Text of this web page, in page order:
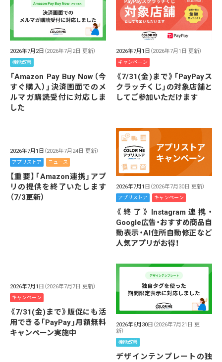
2026年7月2日 （2026年7月2日 更新）
機能改善
「Amazon Pay Buy Now（今
すぐ購入）」決済画面でのメ
ルマガ購読受付に対応しま
した
2026年7月1日 （2026年7月1日 更新）
キャンペーン
《7/31(金)まで》「PayPayス
クラッチくじ」の対象店舗と
してご参加いただけます
2026年7月1日 （2026年7月24日 更新）
アプリストア ニュース
【重要】「Amazon連携」アプ
リの提供を終了いたします
（7/3更新）
2026年7月1日 （2026年7月30日 更新）
アプリストア キャンペーン
《終了》Instagram連携・
Google広告・おすすめ商品自
動表示・AI住所自動修正など
人気アプリがお得！
2026年7月1日 （2026年7月7日 更新）
キャンペーン
《7/31(金)まで》販促にも活
用できる「PayPay」月額無料
キャンペーン実施中
2026年6月30日 （2026年7月21日 更
新）
機能改善
デザインテンプレートの独